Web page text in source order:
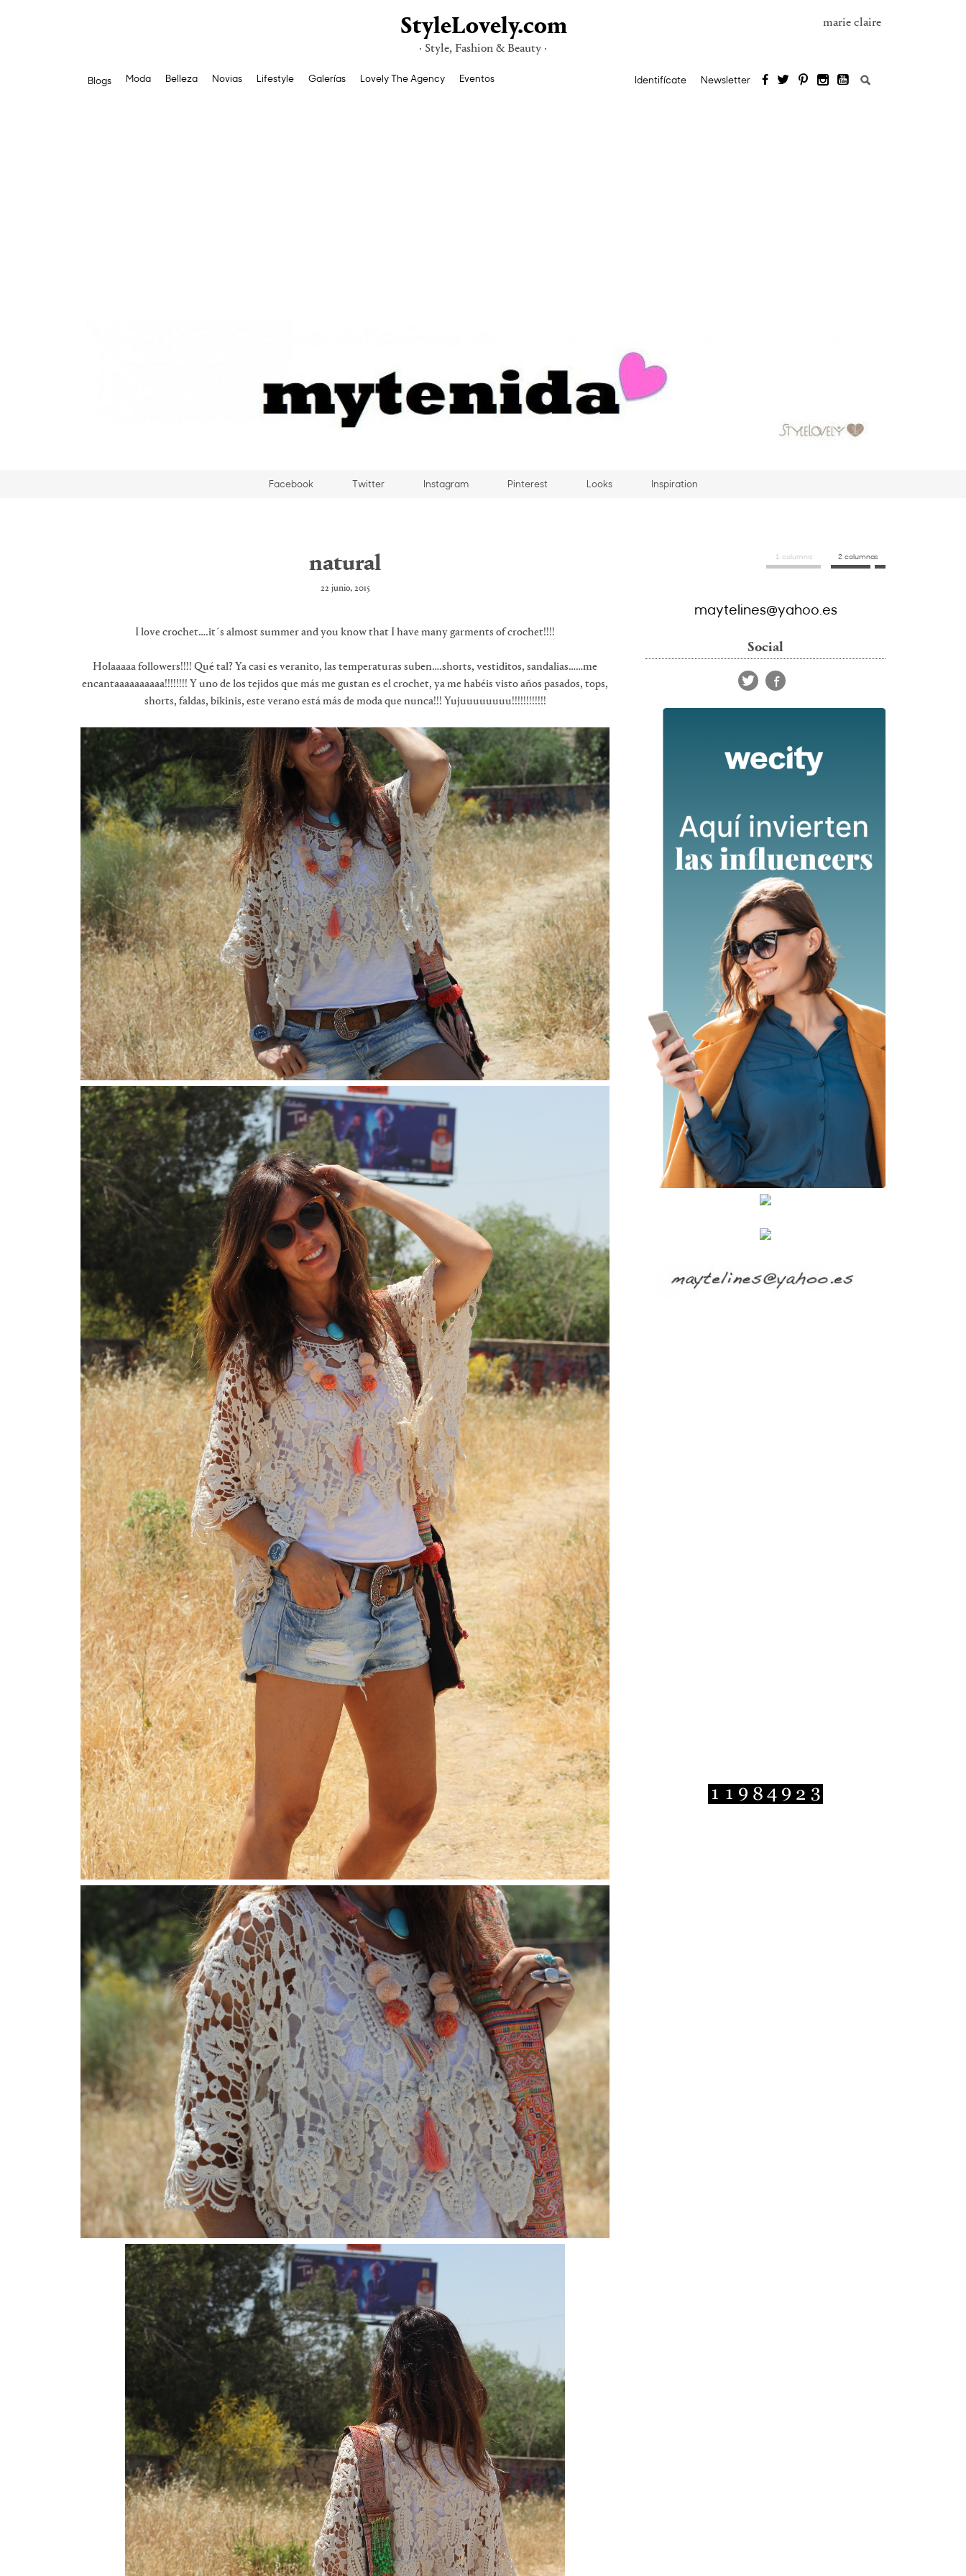
StyleLovely.com
· Style, Fashion & Beauty ·
marie claire
Blogs Moda Belleza Novias Lifestyle Galerías Lovely The Agency Eventos Identifícate Newsletter Buscar:
Facebook Twitter Instagram Pinterest Looks Inspiration
natural
22 junio, 2015
I love crochet….it´s almost summer and you know that I have many garments of crochet!!!!
Holaaaaa followers!!!! Qué tal? Ya casi es veranito, las temperaturas suben….shorts, vestiditos, sandalias……me
encantaaaaaaaaaa!!!!!!!! Y uno de los tejidos que más me gustan es el crochet, ya me habéis visto años pasados, tops,
shorts, faldas, bikinis, este verano está más de moda que nunca!!! Yujuuuuuuuu!!!!!!!!!!!!
1 columna 2 columnas
maytelines@yahoo.es
Social